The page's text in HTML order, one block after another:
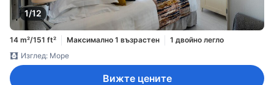
1/12
14 m²/151 ft² Максимално 1 възрастен
1 двойно легло
Изглед: Море
Вижте цените